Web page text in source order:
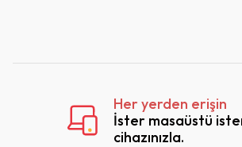
Her yerden erişin
İster masaüstü
cihazınızla.